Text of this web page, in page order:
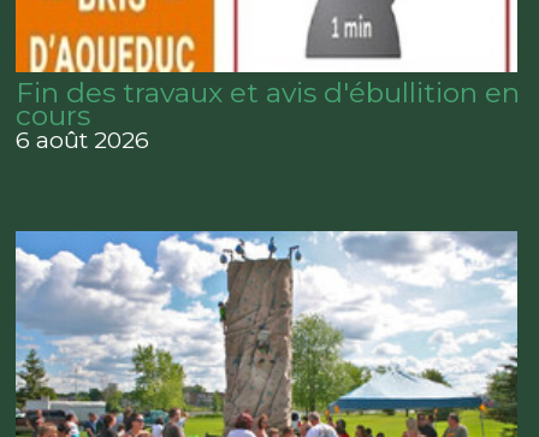
Fin des travaux et avis d'ébullition en
cours
6 août 2026